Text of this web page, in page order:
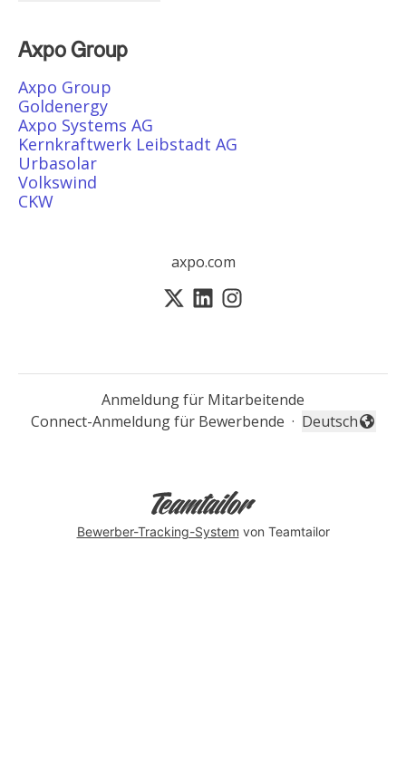
Axpo Group
Axpo Group
Goldenergy
Axpo Systems AG
Kernkraftwerk Leibstadt AG
Urbasolar
Volkswind
CKW
axpo.com
Anmeldung für Mitarbeitende
Connect-Anmeldung für Bewerbende · Sprache
Deutsch
Bewerber-Tracking-System von Teamtailor